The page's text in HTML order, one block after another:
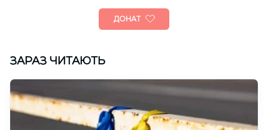
ДОНАТ
ЗАРАЗ ЧИТАЮТЬ